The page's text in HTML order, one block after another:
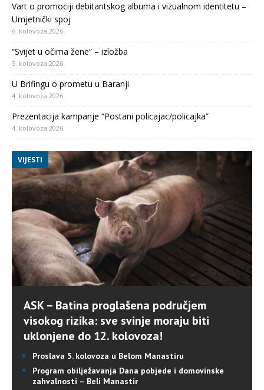
Vart o promociji debitantskog albuma i vizualnom identitetu –
Umjetnički spoj
6. kolovoza 2026.
“Svijet u očima žene” – izložba
5. kolovoza 2026.
U Brifingu o prometu u Baranji
4. kolovoza 2026.
Prezentacija kampanje “Postani policajac/policajka”
4. kolovoza 2026.
VIJESTI
ASK – Batina proglašena područjem
visokog rizika: sve svinje moraju biti
uklonjene do 12. kolovoza!
Proslava 5. kolovoza u Belom Manastiru
Program obilježavanja Dana pobjede i domovinske
zahvalnosti – Beli Manastir